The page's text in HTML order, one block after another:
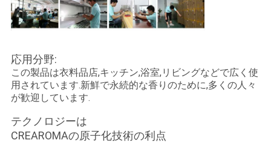
応用分野:
この製品は衣料品店,キッチン,浴室,リビングなどで広く使
用されています.新鮮で永続的な香りのために,多くの人々
が歓迎しています.
テクノロジーは
CREAROMAの原子化技術の利点